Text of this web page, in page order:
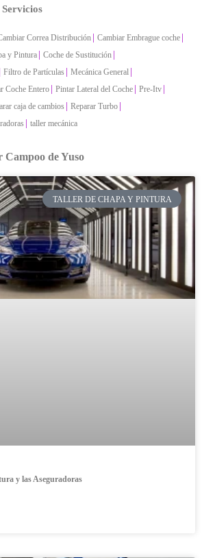
Correa Distribución Cambiar Embrague coche
y Pintura Coche de Sustitución
Filtro de Partículas Mecánica General
Coche Entero Pintar Lateral del Coche Pre-Itv
caja de cambios Reparar Turbo
taller mecánica
Campoo de Yuso
TALLER DE CHAPA Y PINTURA
y las Aseguradoras